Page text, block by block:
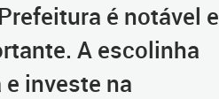
é notável e
A escolinha
investe na